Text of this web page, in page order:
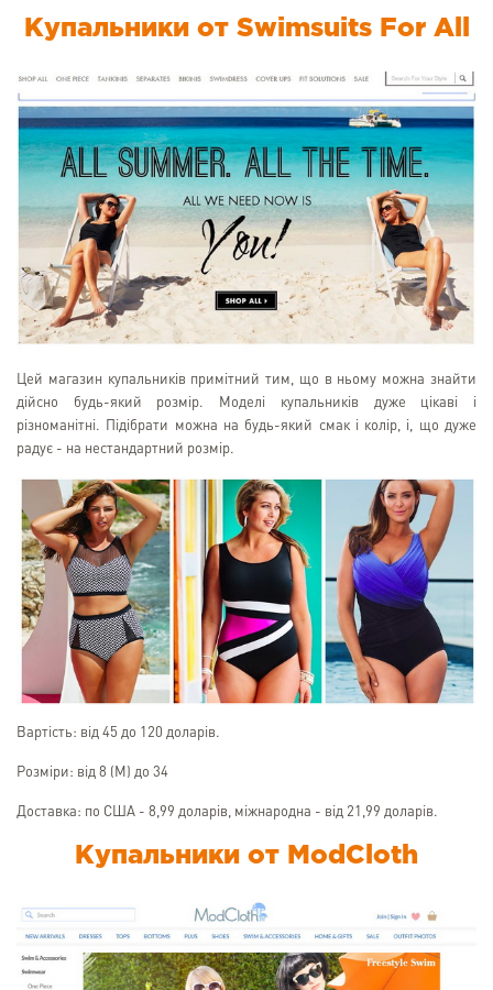
Купальники от Swimsuits For All
Цей магазин купальників примітний тим, що в ньому можна знайти
дійсно будь-який розмір. Моделі купальників дуже цікаві і
різноманітні. Підібрати можна на будь-який смак і колір, і, що дуже
радує - на нестандартний розмір.
Вартість: від 45 до 120 доларів.
Розміри: від 8 (М) до 34
Доставка: по США - 8,99 доларів, міжнародна - від 21,99 доларів.
Купальники от ModCloth